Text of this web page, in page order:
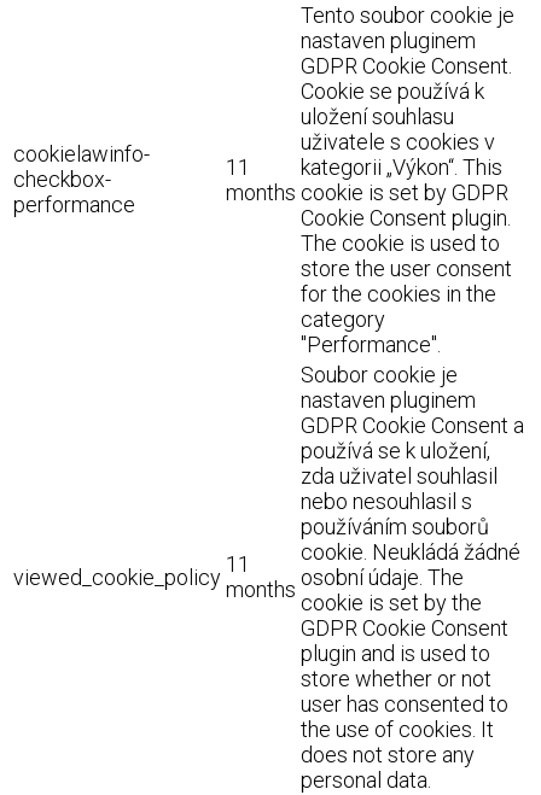
cookielawinfo-
checkbox-
performance
11
months
Tento soubor cookie je
nastaven pluginem
GDPR Cookie Consent.
Cookie se používá k
uložení souhlasu
uživatele s cookies v
kategorii „Výkon“. This
cookie is set by GDPR
Cookie Consent plugin.
The cookie is used to
store the user consent
for the cookies in the
category
"Performance".
viewed_cookie_policy
11
months
Soubor cookie je
nastaven pluginem
GDPR Cookie Consent a
používá se k uložení,
zda uživatel souhlasil
nebo nesouhlasil s
používáním souborů
cookie. Neukládá žádné
osobní údaje. The
cookie is set by the
GDPR Cookie Consent
plugin and is used to
store whether or not
user has consented to
the use of cookies. It
does not store any
personal data.